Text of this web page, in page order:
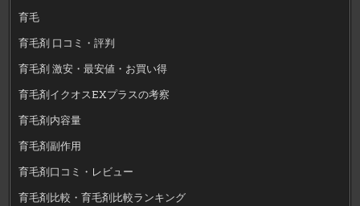
育毛
育毛剤 口コミ・評判
育毛剤 激安・最安値・お買い得
育毛剤イクオスEXプラスの考察
育毛剤内容量
育毛剤副作用
育毛剤口コミ・レビュー
育毛剤比較・育毛剤比較ランキング